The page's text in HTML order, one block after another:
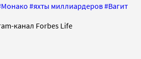
Монако #яхты миллиардеров#Вагит
канал Forbes Life